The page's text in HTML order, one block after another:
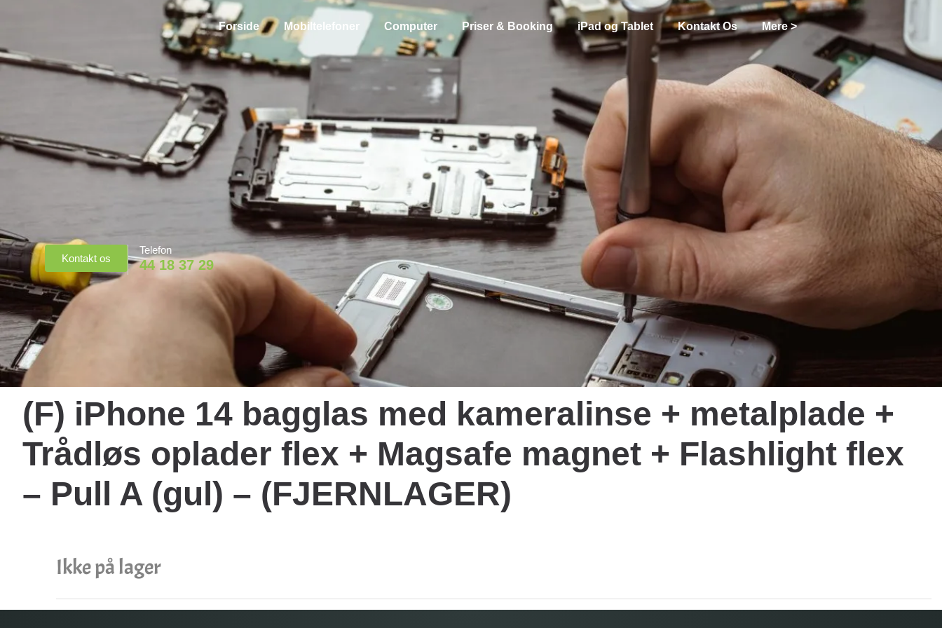
Forside Mobiltelefoner Computer Priser & Booking iPad og Tablet Kontakt Os Mere >
Kontakt os
Telefon
44 18 37 29
(F) iPhone 14 bagglas med kameralinse + metalplade +
Trådløs oplader flex + Magsafe magnet + Flashlight flex
– Pull A (gul) – (FJERNLAGER)
Ikke på lager